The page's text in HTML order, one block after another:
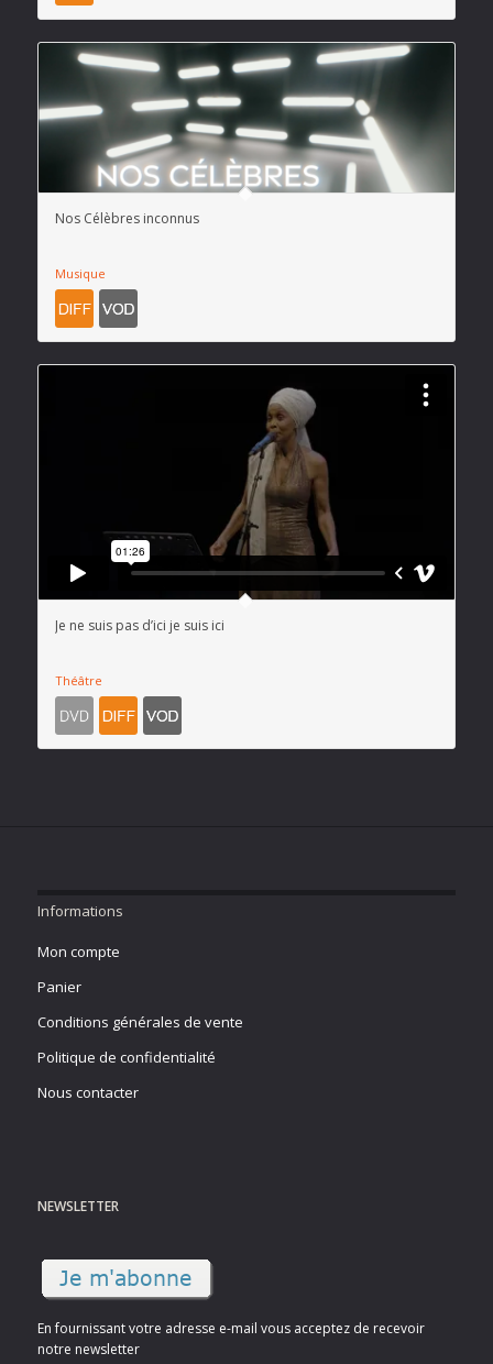
Nos Célèbres inconnus
Musique
Je ne suis pas d’ici je suis ici
Théâtre
Informations
Mon compte
Panier
Conditions générales de vente
Politique de confidentialité
Nous contacter
NEWSLETTER
En fournissant votre adresse e-mail vous acceptez de recevoir
notre newsletter